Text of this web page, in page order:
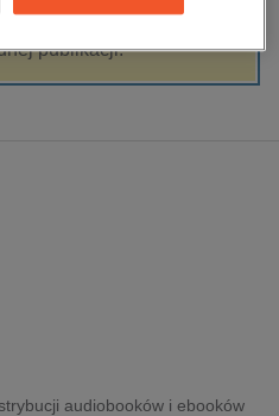
informatyka
publikacji.
audiobooków i ebooków